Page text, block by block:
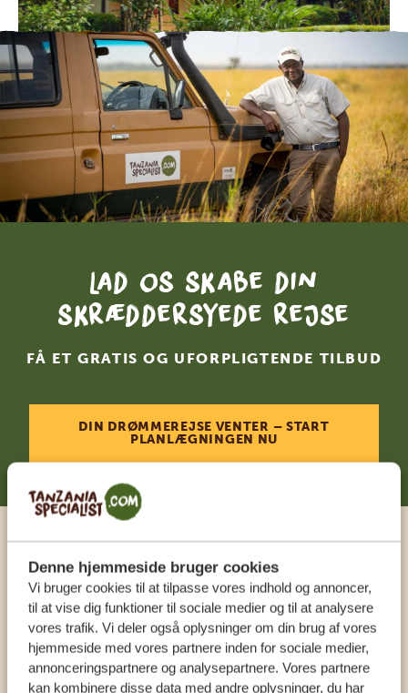
Denne hjemmeside bruger cookies
Vi bruger cookies til at tilpasse vores indhold og annoncer,
til at vise dig funktioner til sociale medier og til at analysere
vores trafik. Vi deler også oplysninger om din brug af vores
hjemmeside med vores partnere inden for sociale medier,
annonceringspartnere og analysepartnere. Vores partnere
kan kombinere disse data med andre oplysninger, du har
Lad os skabe din
skræddersyede rejse
FÅ ET GRATIS OG UFORPLIGTENDE TILBUD
DIN DRØMMEREJSE VENTER – START
PLANLÆGNINGEN NU
Ring til en ekspert
VORES SPECIALISTER SIDDER KLAR TIL AT
HJÆLPE DIG